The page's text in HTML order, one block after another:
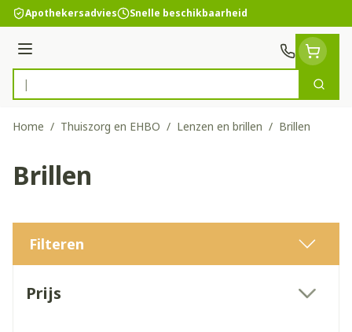
Ga naar de inhoud
Apothekersadvies Snelle beschikbaarheid
Menu
Product, merk, categorie...
Zoek
Home / Thuiszorg en EHBO / Lenzen en brillen / Brillen
Brillen
Filteren
Prijs